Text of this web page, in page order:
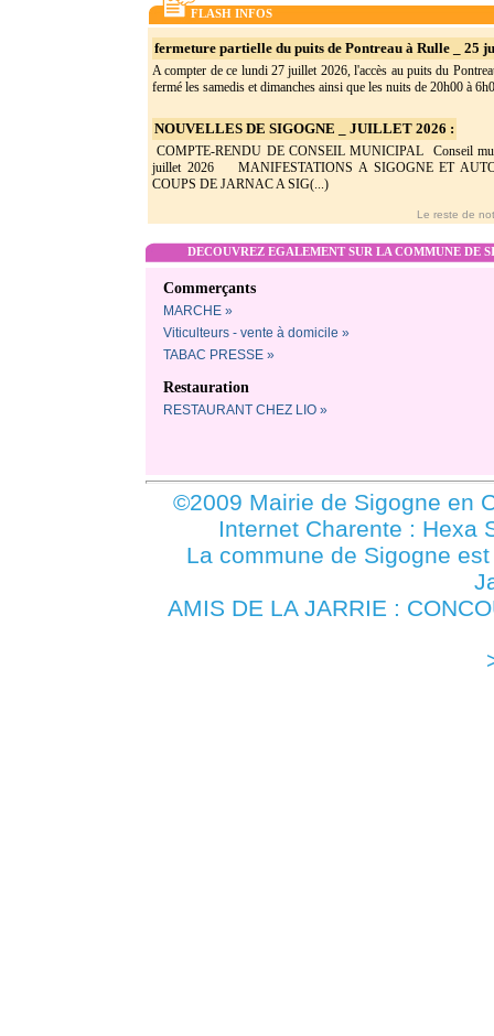
FLASH INFOS
fermeture partielle du puits de Pontreau à Rulle _ 25
A compter de ce lundi 27 juillet 2026, l'accès au puits du
fermé les samedis et dimanches ainsi que les nuits de 20h00 à
NOUVELLES DE SIGOGNE _ JUILLET 2026 :
COMPTE-RENDU DE CONSEIL MUNICIPAL Conseil
juillet 2026 MANIFESTATIONS A SIGOGNE ET
COUPS DE JARNAC A SIG(...)
Le reste de
DECOUVREZ EGALEMENT SUR LA COMMUNE DE
Commerçants
MARCHE »
Viticulteurs - vente à domicile »
TABAC PRESSE »
Restauration
RESTAURANT CHEZ LIO »
©2009 Mairie de Sigogne en
Internet Charente : Hexa
La commune de Sigogne
AMIS DE LA JARRIE :